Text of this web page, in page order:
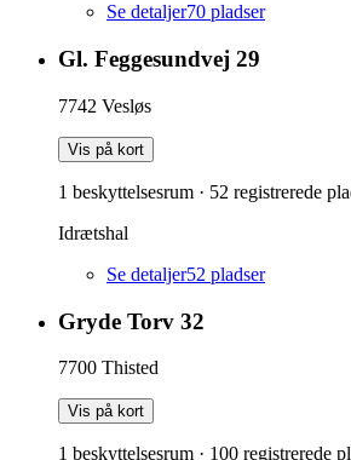
Se detaljer70 pladser
Gl. Feggesundvej 29
7742 Vesløs
Vis på kort
1 beskyttelsesrum · 52 registrerede
Idrætshal
Se detaljer52 pladser
Gryde Torv 32
7700 Thisted
Vis på kort
1 beskyttelsesrum · 100 registrerede